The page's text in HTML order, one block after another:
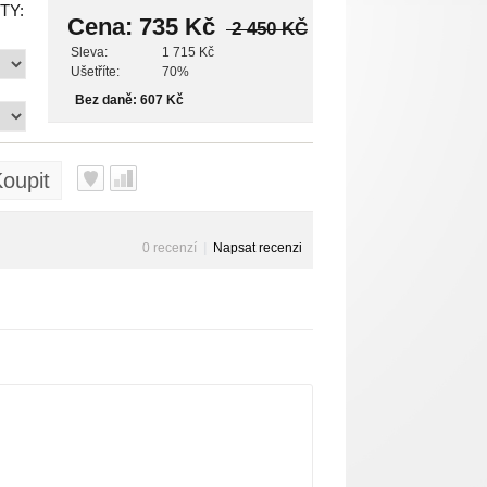
Cena: 735 Kč 2 450 KČ
Sleva:
1 715 Kč
Ušetříte:
70%
Bez daně: 607 Kč
0 recenzí Napsat recenzi